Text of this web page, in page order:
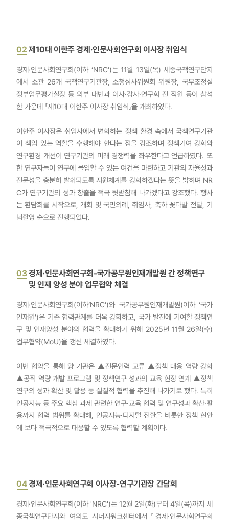
02 제10대 이한주 경제·인문사회연구회 이사장 취임식
경제·인문사회연구회(이하 ‘NRC’)는 11월 13일(목) 세종국책연구단지
에서 소관 26개 국책연구기관장, 소청심사위원회 위원장, 국무조정실
정부업무평가실장 등 외부 내빈과 이사·감사·연구회 전 직원 등이 참석
한 가운데 「제10대 이한주 이사장 취임식」을 개최하였다.
이한주 이사장은 취임사에서 변화하는 정책 환경 속에서 국책연구기관
이 책임 있는 역할을 수행해야 한다는 점을 강조하며 정책기여 강화와
연구환경 개선이 연구기관의 미래 경쟁력을 좌우한다고 언급하였다. 또
한 연구자들이 연구에 몰입할 수 있는 여건을 마련하고 기관의 자율성과
전문성을 충분히 발휘되도록 지원체계를 강화하겠다는 뜻을 밝히며 NR
C가 연구기관의 성과 창출을 적극 뒷받침해 나가겠다고 강조했다. 행사
는 환담회를 시작으로, 개회 및 국민의례, 취임사, 축하 꽃다발 전달, 기
념촬영 순으로 진행되었다.
03경제·인문사회연구회-국가공무원인재개발원 간 정책연구
및 인재 양성 분야 업무협약 체결
경제·인문사회연구회(이하‘NRC’)와 국가공무원인재개발원(이하 ‘국가
인재원’)은 기존 협력관계를 더욱 강화하고, 국가 발전에 기여할 정책연
구 및 인재양성 분야의 협력을 확대하기 위해 2025년 11월 26일(수)
업무협약(MoU)을 갱신 체결하였다.
이번 협약을 통해 양 기관은 ▲전문인력 교류 ▲정책 대응 역량 강화
▲공직 역량 개발 프로그램 및 정책연구 성과의 교육 현장 연계 ▲정책
연구의 성과 확산 및 활용 등 실질적 협력을 추진해 나가기로 했다. 특히
인공지능 등 주요 핵심 과제 관련한 연구·교육 협력 및 연구성과 확산·활
용까지 협력 범위를 확대해, 인공지능·디지털 전환을 비롯한 정책 현안
에 보다 적극적으로 대응할 수 있도록 협력할 계획이다.
04경제·인문사회연구회 이사장-연구기관장 간담회
경제·인문사회연구회(이하 'NRC')는 12월 2일(화)부터 4일(목)까지 세
종국책연구단지와 여의도 시너지워크센터에서 「경제·인문사회연구회